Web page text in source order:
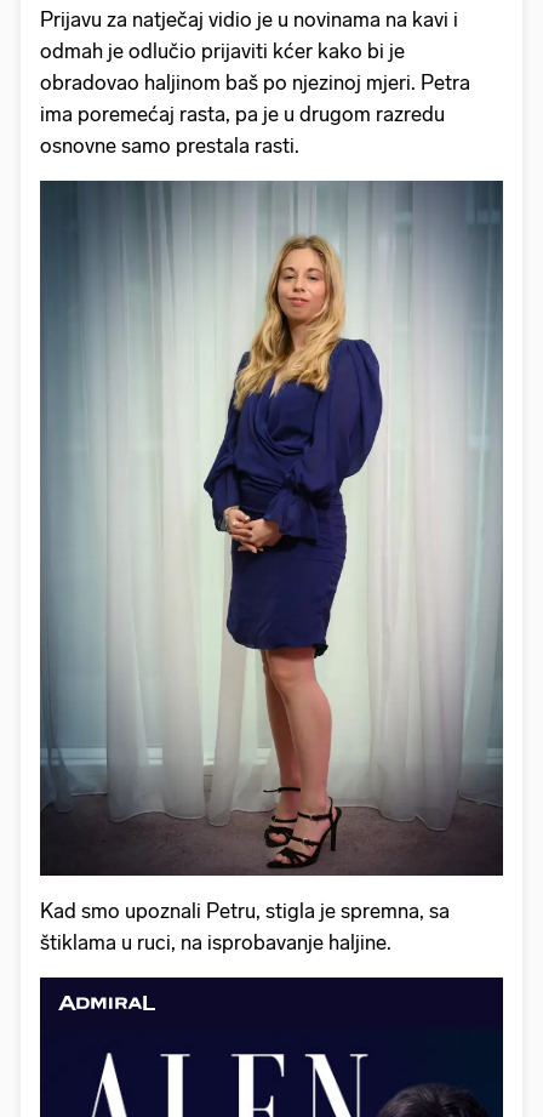
Prijavu za natječaj vidio je u novinama na kavi i
odmah je odlučio prijaviti kćer kako bi je
obradovao haljinom baš po njezinoj mjeri. Petra
ima poremećaj rasta, pa je u drugom razredu
osnovne samo prestala rasti.
Kad smo upoznali Petru, stigla je spremna, sa
štiklama u ruci, na isprobavanje haljine.